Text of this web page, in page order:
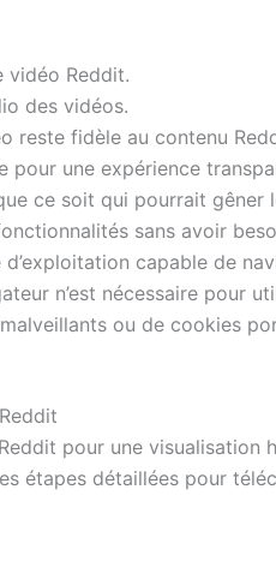
vidéo Reddit.
des vidéos.
reste fidèle au contenu
une expérience
ce soit qui pourrait
sans avoir
capable de
n’est nécessaire pour
ou de cookies
pour une
étapes détaillées pour